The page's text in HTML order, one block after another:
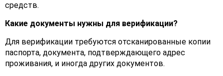
средств.
Какие документы нужны для верификации?
Для верификации требуются отсканированные копии
паспорта, документа, подтверждающего адрес
проживания, и иногда других документов.